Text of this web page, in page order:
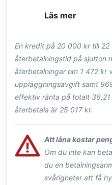
Läs mer
En kredit på 20 000 kr till 22
återbetalningstid på sjutton
återbetalningar om 1 472 kr
uppläggningsavgift samt
effektiv ränta på totalt
återbetala är 25 017 kr.
Att låna kostar
Om du inte kan
du en
svårigheter att få